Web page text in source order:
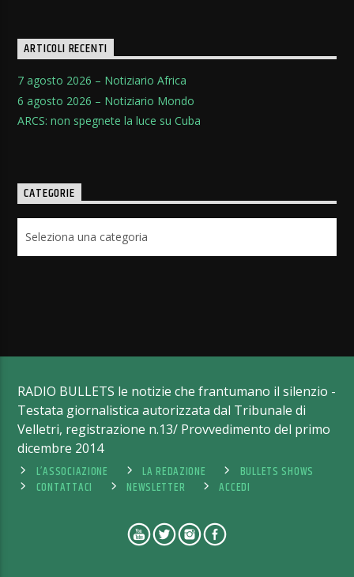
ARTICOLI RECENTI
7 agosto 2026 – Notiziario Africa
6 agosto 2026 – Notiziario Mondo
ARCS: non spegnete la luce su Cuba
CATEGORIE
RADIO BULLETS le notizie che frantumano il silenzio -
Testata giornalistica autorizzata dal Tribunale di
Velletri, registrazione n.13/ Provvedimento del primo
dicembre 2014
L’ASSOCIAZIONE
LA REDAZIONE
BULLETS SHOWS
CONTATTACI
NEWSLETTER ACCEDI